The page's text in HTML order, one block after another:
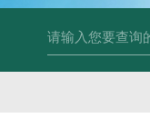
德国Baumüller b